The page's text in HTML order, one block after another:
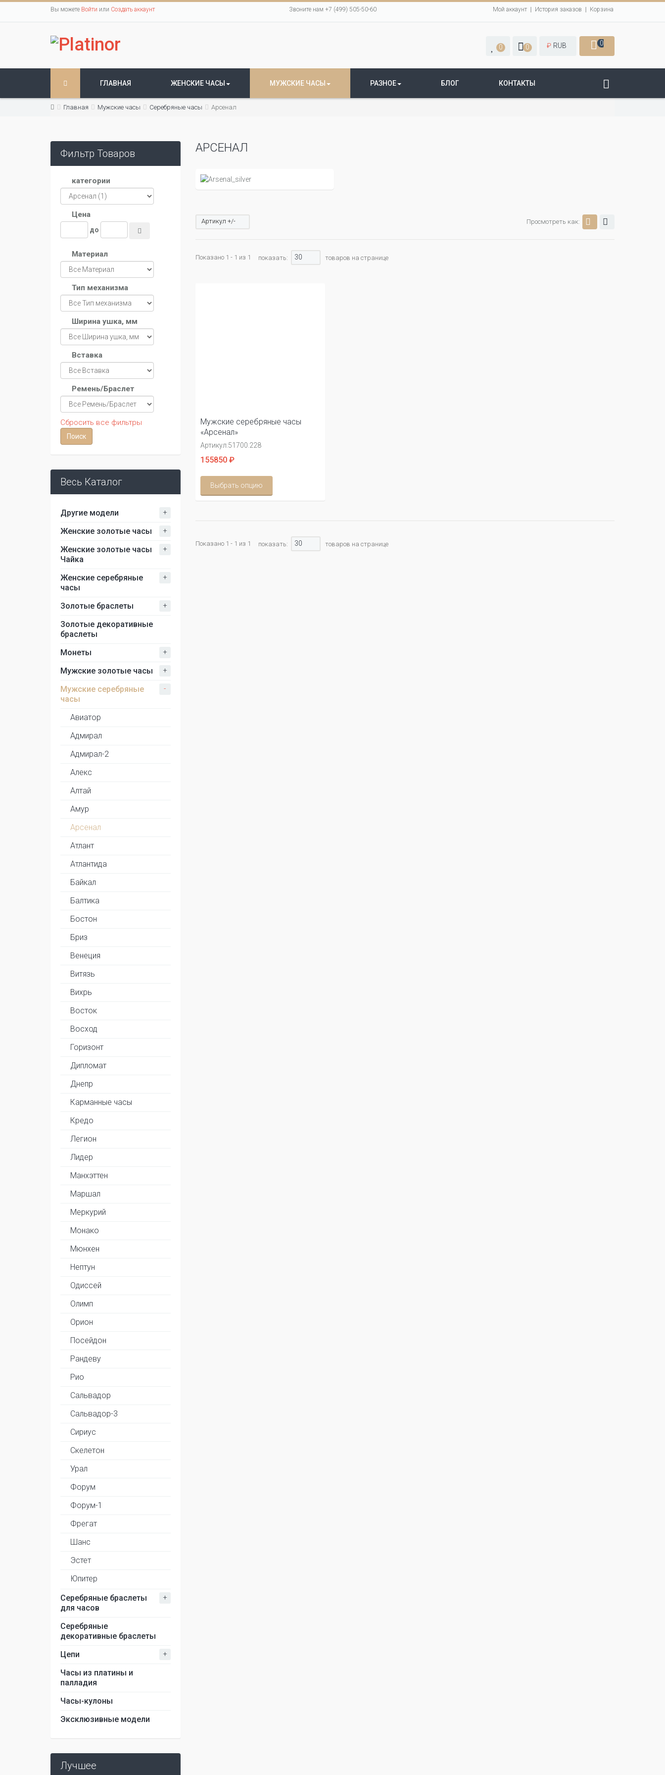
Вы можете Войти или Создать аккаунт Звоните нам +7 (499) 505-50-60 Мой аккаунт История заказов Корзина
0 0 ₽ RUB 0
ГЛАВНАЯ ЖЕНСКИЕ ЧАСЫ МУЖСКИЕ ЧАСЫ РАЗНОЕ БЛОГ КОНТАКТЫ
Главная Мужские часы Серебряные часы Арсенал
Фильтр Товаров
категории
Цена
до
Материал
Тип механизма
Ширина ушка, мм
Вставка
Ремень/Браслет
Сбросить все фильтры
Весь Каталог
Другие модели +
Женские золотые часы +
Женские золотые часы
Чайка
+
Женские серебряные
часы
+
Золотые браслеты +
Золотые декоративные
браслеты
Монеты
+
Мужские золотые часы +
Мужские серебряные
часы
-
Авиатор
Адмирал
Адмирал-2
Алекс
Алтай
Амур
Арсенал
Атлант
Атлантида
Байкал
Балтика
Бостон
Бриз
Венеция
Витязь
Вихрь
Восток
Восход
Горизонт
Дипломат
Днепр
Карманные часы
Кредо
Легион
Лидер
Манхэттен
Маршал
Меркурий
Монако
Мюнхен
Нептун
Одиссей
Олимп
Орион
Посейдон
Рандеву
Рио
Сальвадор
Сальвадор-3
Сириус
Скелетон
Урал
Форум
Форум-1
Фрегат
Шанс
Эстет
Юпитер
Серебряные браслеты
для часов
+
Серебряные
декоративные браслеты
Цепи
+
Часы из платины и
палладия
Часы-кулоны
Эксклюзивные модели
Лучшее
АРСЕНАЛ
Просмотреть как:
Артикул +/-
Показано 1 - 1 из 1 показать: 30 товаров на странице
Мужские серебряные часы
«Арсенал»
Артикул:51700.228
155850 ₽
Выбрать опцию
Показано 1 - 1 из 1 показать: 30 товаров на странице